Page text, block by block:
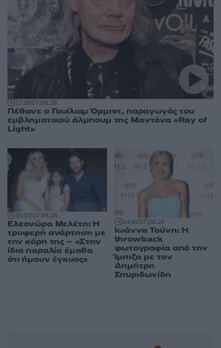
17:2907.08.26
Πέθανε ο Γουίλιαμ Όρμπιτ, παραγωγός του
εμβληματικού άλμπουμ της Μαντόνα «Ray of
Light»
16:0207.08.26
Ελεονώρα Μελέτη: Η
τρυφερή ανάρτηση με
την κόρη της – «Στην
ίδια παραλία έμαθα
ότι ήμουν έγκυος»
14:4207.08.26
Ιωάννα Τούνη: Η
throwback
φωτογραφία από την
Ίμπιζα με τον
Δημήτρη
Σπυριδωνίδη